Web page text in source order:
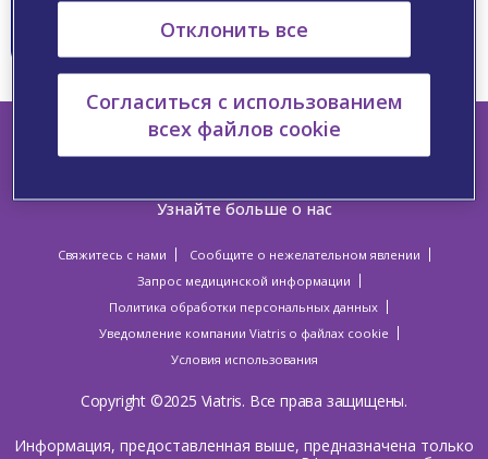
Узнайте больше о нас
Свяжитесь с нами
Сообщите о нежелательном явлении
Запрос медицинской информации
Политика обработки персональных данных
Уведомление компании Viatris о файлах cookie
Условия использования
Copyright ©2025 Viatris. Все права защищены.
Информация, предоставленная выше, предназначена только
Отклонить все
Согласиться с использованием
всех файлов cookie